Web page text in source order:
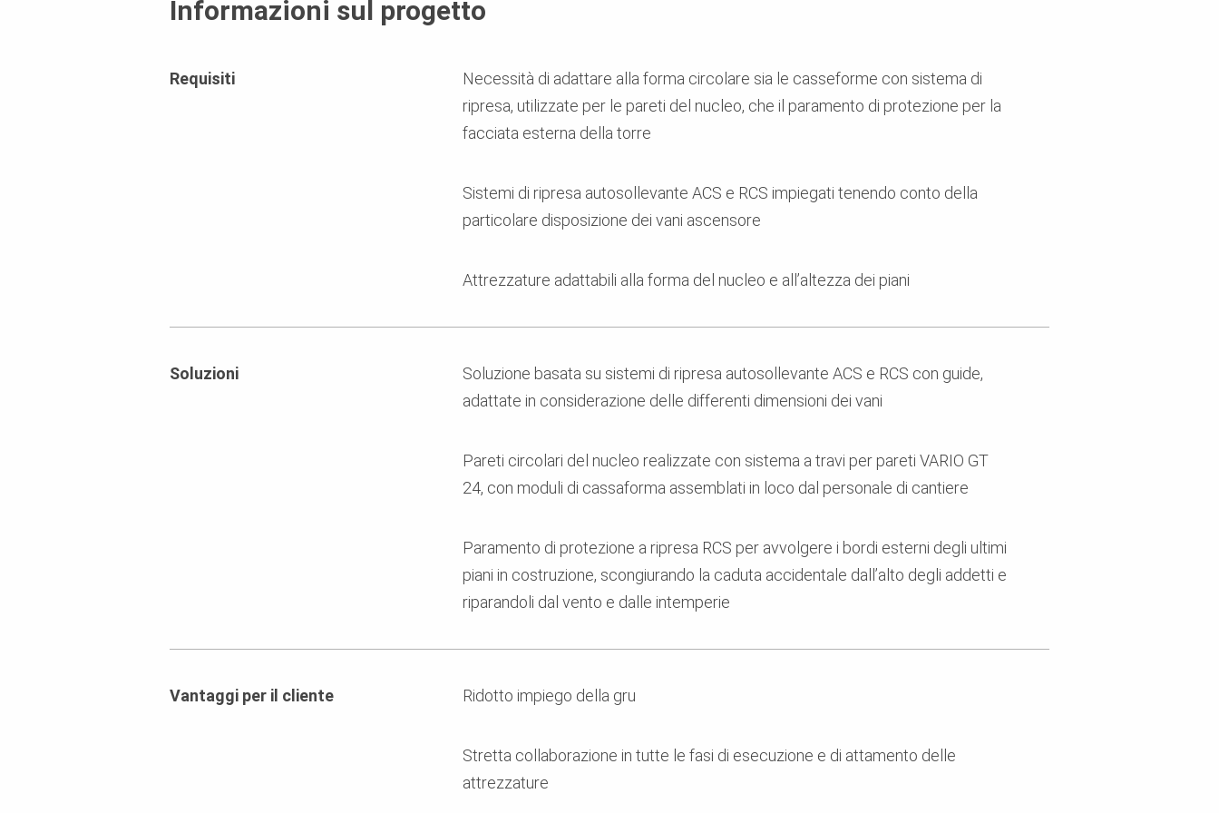
Informazioni sul progetto
Requisiti
Necessità di adattare alla forma circolare sia le casseforme con sistema di
ripresa, utilizzate per le pareti del nucleo, che il paramento di protezione per la
facciata esterna della torre
Sistemi di ripresa autosollevante ACS e RCS impiegati tenendo conto della
particolare disposizione dei vani ascensore
Attrezzature adattabili alla forma del nucleo e all’altezza dei piani
Soluzioni
Soluzione basata su sistemi di ripresa autosollevante ACS e RCS con guide,
adattate in considerazione delle differenti dimensioni dei vani
Pareti circolari del nucleo realizzate con sistema a travi per pareti VARIO GT
24, con moduli di cassaforma assemblati in loco dal personale di cantiere
Paramento di protezione a ripresa RCS per avvolgere i bordi esterni degli ultimi
piani in costruzione, scongiurando la caduta accidentale dall’alto degli addetti e
riparandoli dal vento e dalle intemperie
Vantaggi per il cliente Ridotto impiego della gru
Stretta collaborazione in tutte le fasi di esecuzione e di attamento delle
attrezzature